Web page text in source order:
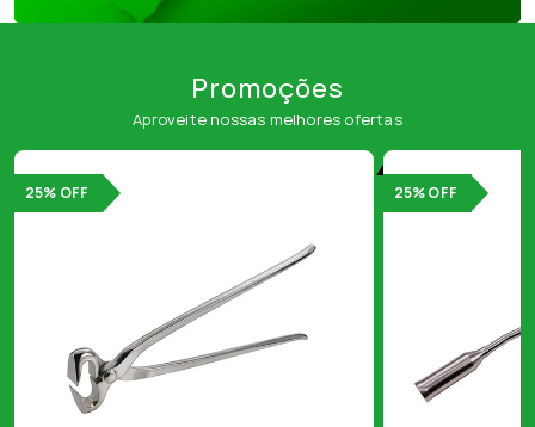
Promoções
Aproveite nossas melhores ofertas
25% OFF 25% OFF